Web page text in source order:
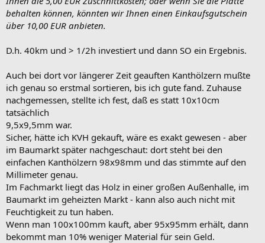
behalten können, könnten wir Ihnen einen Einkaufsgutschein
über 10,00 EUR anbieten.
D.h. 40km und > 1/2h investiert und dann SO ein Ergebnis.
Auch bei dort vor längerer Zeit geauften Kanthölzern mußte
ich genau so erstmal sortieren, bis ich gute fand. Zuhause
nachgemessen, stellte ich fest, daß es statt 10x10cm
tatsächlich
9,5x9,5mm war.
Sicher, hätte ich KVH gekauft, wäre es exakt gewesen - aber
im Baumarkt später nachgeschaut: dort steht bei den
einfachen Kanthölzern 98x98mm und das stimmte auf den
Millimeter genau.
Im Fachmarkt liegt das Holz in einer großen Außenhalle, im
Baumarkt im geheizten Markt - kann also auch nicht mit
Feuchtigkeit zu tun haben.
Wenn man 100x100mm kauft, aber 95x95mm erhält, dann
bekommt man 10% weniger Material für sein Geld.